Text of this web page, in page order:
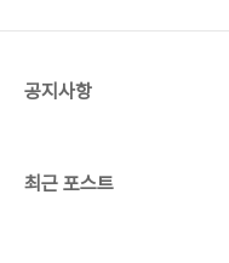
네요. 단독이라니, 기사화된 적이 없었
공지사항
최근 포스트